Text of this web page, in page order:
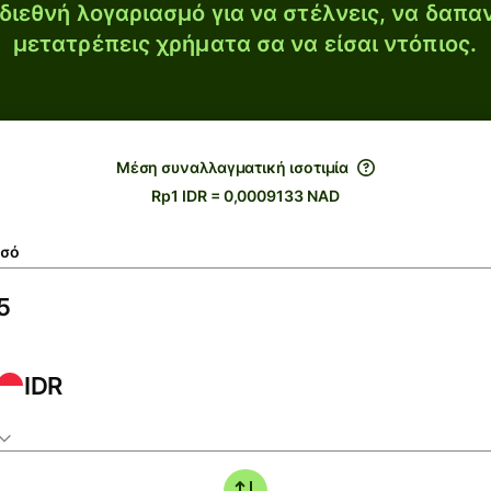
λογαριασμό για να στέλνεις, να
μετατρέπεις χρήματα σα να είσαι ντόπιος.
Μέση συναλλαγματική ισοτιμία
Rp1 IDR = 0,0009133 NAD
IDR